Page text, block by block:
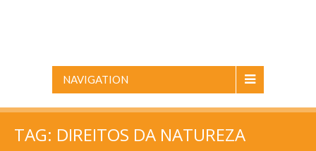
NAVIGATION
TAG: DIREITOS DA NATUREZA